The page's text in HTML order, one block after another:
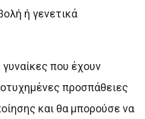
ή γενετικά
γυναίκες που έχουν
προσπάθειες
και θα μπορούσε να